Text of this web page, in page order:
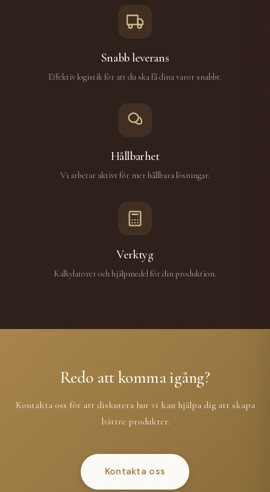
Snabb leverans
Effektiv logistik för att du ska få dina varor snabbt.
Hållbarhet
Vi arbetar aktivt för mer hållbara lösningar.
Verktyg
Kalkylatorer och hjälpmedel för din produktion.
Redo att komma igång?
Kontakta oss för att diskutera hur vi kan hjälpa dig att skapa
bättre produkter.
Kontakta oss